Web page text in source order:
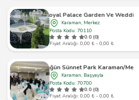
Royal Palace Garden Ve Wedding
Karaman, Merkez
Posta Kodu: 70110
0.0 (0)
Fiyat Aralığı: 0,00 ₺ - 0,00 ₺
Düğün Sünnet Park Karaman/Merkez
Karaman, Başyayla
Posta Kodu: 70700
0.0 (0)
Fiyat Aralığı: 0,00 ₺ - 0,00 ₺